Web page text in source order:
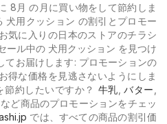
8月 の月に買い物をして節約しま
犬用クッション の割引とプロモー
気に入りの日本のストアのチラシ
ール中の 犬用クッション を見つけ
てお届けします: プロモーションの
得な価格を見逃さないようにしま
節約したいですか？ 牛乳 ,バター
など商品のプロモーションをチェッ
では、すべての商品の割引価